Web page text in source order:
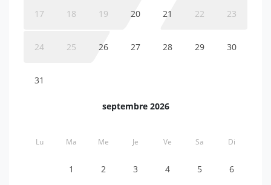
17 18 19 20 21 22 23
24 25 26 27 28 29 30
31
septembre 2026
Lu Ma Me Je Ve Sa Di
1 2 3 4 5 6